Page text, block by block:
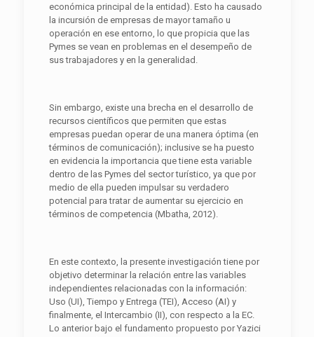
económica principal de la entidad). Esto ha causado
la incursión de empresas de mayor tamaño u
operación en ese entorno, lo que propicia que las
Pymes se vean en problemas en el desempeño de
sus trabajadores y en la generalidad.
Sin embargo, existe una brecha en el desarrollo de
recursos científicos que permiten que estas
empresas puedan operar de una manera óptima (en
términos de comunicación); inclusive se ha puesto
en evidencia la importancia que tiene esta variable
dentro de las Pymes del sector turístico, ya que por
medio de ella pueden impulsar su verdadero
potencial para tratar de aumentar su ejercicio en
términos de competencia (Mbatha, 2012).
En este contexto, la presente investigación tiene por
objetivo determinar la relación entre las variables
independientes relacionadas con la información:
Uso (UI), Tiempo y Entrega (TEI), Acceso (AI) y
finalmente, el Intercambio (II), con respecto a la EC.
Lo anterior bajo el fundamento propuesto por Yazici